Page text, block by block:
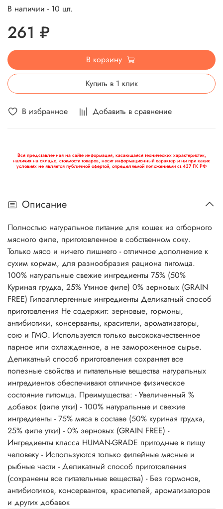
В избранное Добавить в сравнение
В наличии - 10 шт.
261 ₽
В корзину
Купить в 1 клик
Вся представленная на сайте информация, касающаяся технических характеристик,
наличия на складе, стоимости товаров, носит информационный характер и ни при каких
условиях не является публичной офертой, определяемой положениями ст.437 ГК РФ
Описание
Полностью натуральное питание для кошек из отборного
мясного филе, приготовленное в собственном соку.
Только мясо и ничего лишнего - отличное дополнение к
сухим кормам, для разнообразия рациона питомца.
100% натуральные свежие ингредиенты 75% (50%
Куриная грудка, 25% Утиное филе) 0% зерновых (GRAIN
FREE) Гипоаллергенные ингредиенты Деликатный способ
приготовления Не содержит: зерновые, гормоны,
антибиотики, консерванты, красители, ароматизаторы,
сою и ГМО. Используется только высококачественное
парное или охлажденное, а не замороженное сырье.
Деликатный способ приготовления сохраняет все
полезные свойства и питательные вещества натуральных
ингредиентов обеспечивают отличное физическое
состояние питомца. Преимущества: - Увеличенный %
добавок (филе утки) - 100% натуральные и свежие
ингредиенты - 75% мяса в составе (50% куриная грудка,
25% филе утки) - 0% зерновых (GRAIN FREE) -
Ингредиенты класса HUMAN-GRADE пригодные в пищу
человеку - Используются только филейные мясные и
рыбные части - Деликатный способ приготовления
(cохранены все питательные вещества) - Без гормонов,
антибиотиков, консервантов, красителей, ароматизаторов
и других добавок